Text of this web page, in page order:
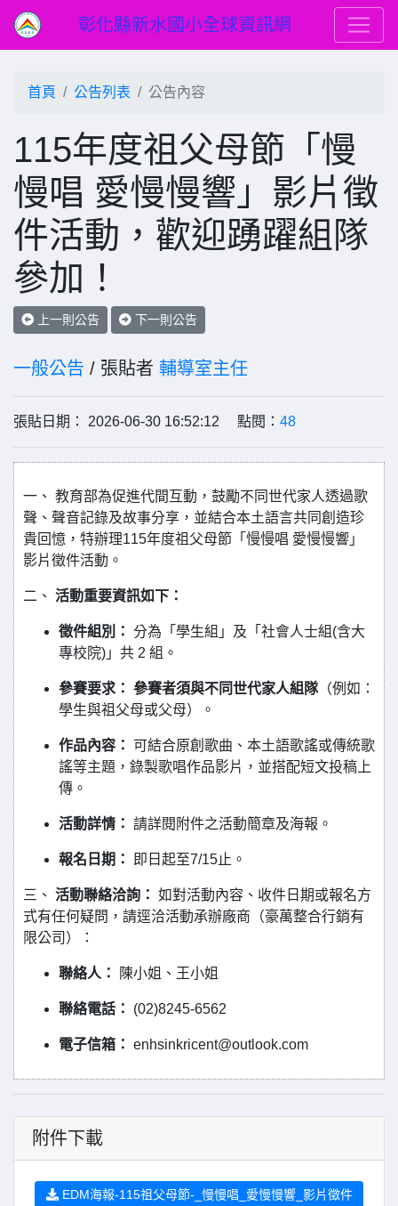
彰化縣新水國小全球資訊網
首頁 公告列表 公告內容
115年度祖父母節「慢
慢唱 愛慢慢響」影片徵
件活動，歡迎踴躍組隊
參加！
上一則公告 下一則公告
一般公告 / 張貼者 輔導室主任
張貼日期： 2026-06-30 16:52:12 點閱： 48
一、 教育部為促進代間互動，鼓勵不同世代家人透過歌
聲、聲音記錄及故事分享，並結合本土語言共同創造珍
貴回憶，特辦理115年度祖父母節「慢慢唱 愛慢慢響」
影片徵件活動。
二、 活動重要資訊如下：
徵件組別： 分為「學生組」及「社會人士組(含大
專校院)」共 2 組。
參賽要求： 參賽者須與不同世代家人組隊（例如：
學生與祖父母或父母）。
作品內容： 可結合原創歌曲、本土語歌謠或傳統歌
謠等主題，錄製歌唱作品影片，並搭配短文投稿上
傳。
活動詳情： 請詳閱附件之活動簡章及海報。
報名日期： 即日起至7/15止。
三、 活動聯絡洽詢： 如對活動內容、收件日期或報名方
式有任何疑問，請逕洽活動承辦廠商（豪萬整合行銷有
限公司）：
聯絡人： 陳小姐、王小姐
聯絡電話： (02)8245-6562
電子信箱： enhsinkricent@outlook.com
附件下載
EDM海報-115祖父母節-_慢慢唱_愛慢慢響_影片徵件